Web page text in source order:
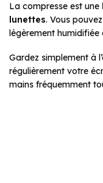
La compresse est une
lunettes. Vous
légèrement humidifiée
Gardez simplement à
régulièrement votre
mains fréquemment